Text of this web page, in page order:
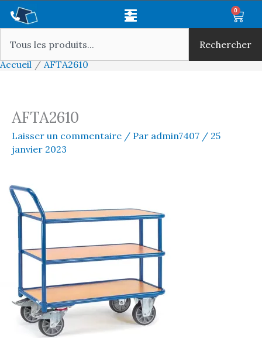
Aller
contenu
Main
0
Rechercher
Accueil
AFTA2610
AFTA2610
Laisser un commentaire / Par admin7407 / 25
janvier 2023